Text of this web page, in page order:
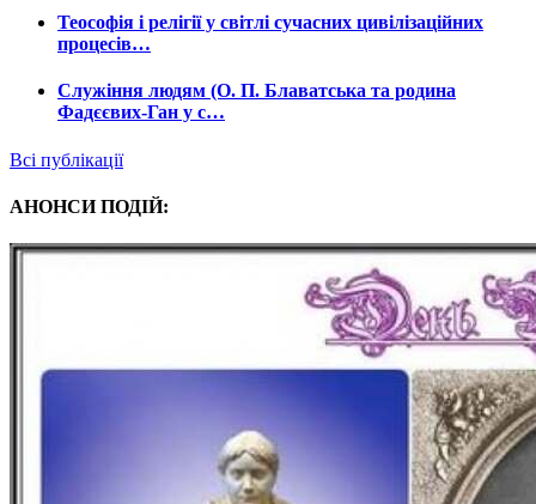
Теософія і релігії у світлі сучасних цивілізаційних
процесів…
Служіння людям (О. П. Блаватська та родина
Фадєєвих-Ган у с…
Всі публікації
АНОНСИ ПОДІЙ: